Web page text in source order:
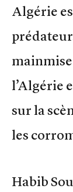
Algérie
l’Algérie
sur la
les
Habib